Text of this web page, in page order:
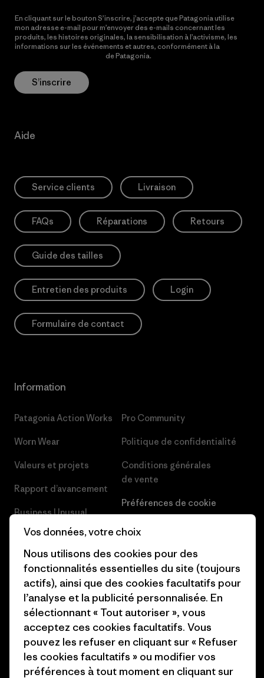
En cliquant sur le bouton S’inscrire, j’accepte que Patagonia utilise
mon adresse e-mail pour m’envoyer des e-mails concernant les
produits, les histoires originales, la sensibilisation à l’activisme, les
informations sur les événements et autres, conformément à la
de Patagonia.
S’inscrire
Aide
Service clients Livraison
FAQs Réparations Retours
Guide des tailles
Entretien des produits Login
Formulaire de contact
Information
Patagonia Action Works
Worn Wear
Valeurs et projets
Rapport d’avancement
Business Unusual
Objectifs climatiques
1% For The Planet
Comment nous
finançons
Nos magasins
Pro Community
Politique de confidentialité
Conditions générales
de vente
Préférences de cookie
Carrières
Presse et media
Industry program
Programme d’affiliation
Patagonia Belgique Plan du
site
Vos données, votre choix
Nous utilisons des cookies pour des
fonctionnalités essentielles du site (toujours
actifs), ainsi que des cookies facultatifs pour
l’analyse et la publicité personnalisée. En
sélectionnant « Tout autoriser », vous
acceptez ces cookies facultatifs. Vous
pouvez les refuser en cliquant sur « Refuser
les cookies facultatifs » ou modifier vos
préférences à tout moment en cliquant sur